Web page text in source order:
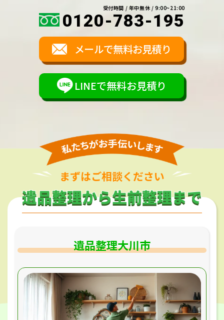
受付時間 / 年中無休 / 9:00~21:00
0120-783-195
メールで無料お見積り
LINEで無料お見積り
まずはご相談ください
遺品整理から生前整理まで
遺品整理から生前整理まで
遺品整理大川市